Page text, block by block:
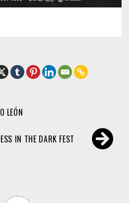
LEÓN
IN THE DARK FEST